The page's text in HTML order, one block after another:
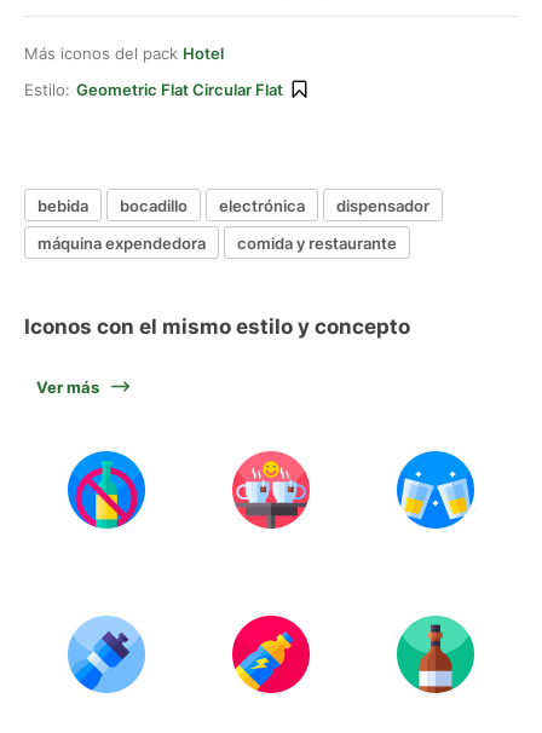
Más iconos del pack Hotel
Estilo: Geometric Flat Circular Flat
bebida bocadillo electrónica
dispensador
máquina expendedora
comida y restaurante
Iconos con el mismo estilo y concepto
Ver más